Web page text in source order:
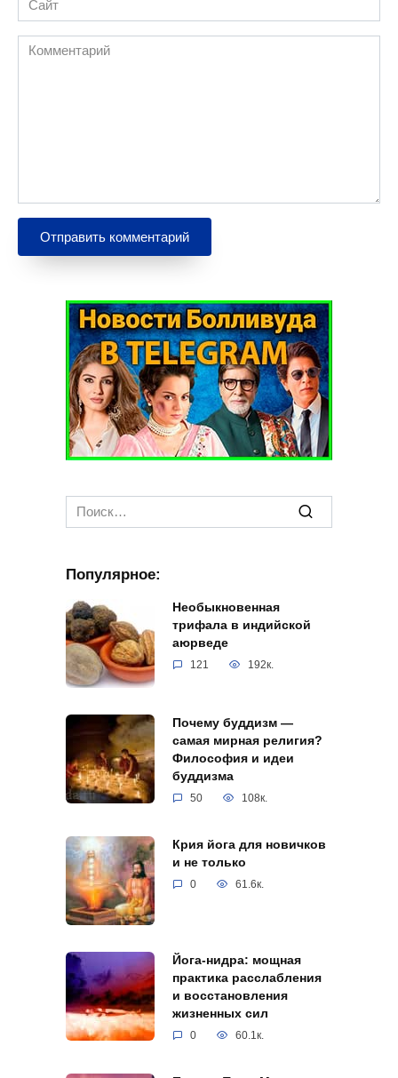
Комментарий
Search
for:
Популярное:
Необыкновенная
трифала в индийской
аюрведе
121 192к.
Почему буддизм —
самая мирная религия?
Философия и идеи
буддизма
50 108к.
Крия йога для новичков
и не только
0 61.6к.
Йога-нидра: мощная
практика расслабления
и восстановления
жизненных сил
0 60.1к.